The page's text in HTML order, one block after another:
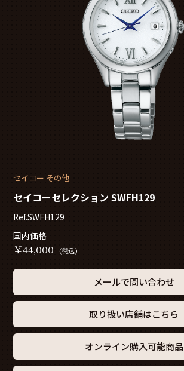
セイコー その他
セイコーセレクション SWFH129
Ref.SWFH129
国内価格
￥44,000 (税込)
メールで問い合わせ
取り扱い店舗はこちら
オンライン購入可能商品